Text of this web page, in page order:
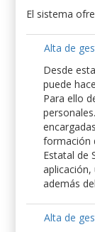
El sistema
Alta de
Desde
puede
Para ello
formación
Estatal de
además
Alta de